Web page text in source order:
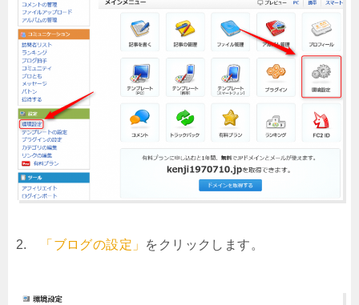
2. 「ブログの設定」 をクリックします。